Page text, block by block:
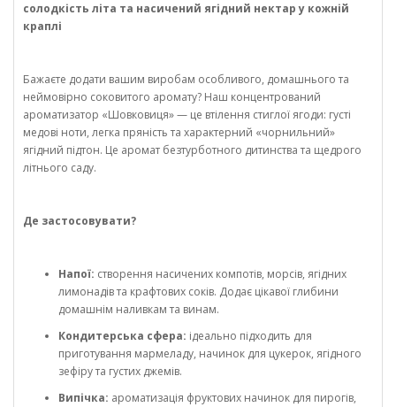
солодкість літа та насичений ягідний нектар у кожній
краплі
Бажаєте додати вашим виробам особливого, домашнього та
неймовірно соковитого аромату? Наш концентрований
ароматизатор «Шовковиця» — це втілення стиглої ягоди: густі
медові ноти, легка пряність та характерний «чорнильний»
ягідний підтон. Це аромат безтурботного дитинства та щедрого
літнього саду.
Де застосовувати?
Напої: створення насичених компотів, морсів, ягідних
лимонадів та крафтових соків. Додає цікавої глибини
домашнім наливкам та винам.
Кондитерська сфера: ідеально підходить для
приготування мармеладу, начинок для цукерок, ягідного
зефіру та густих джемів.
Випічка: ароматизація фруктових начинок для пирогів,